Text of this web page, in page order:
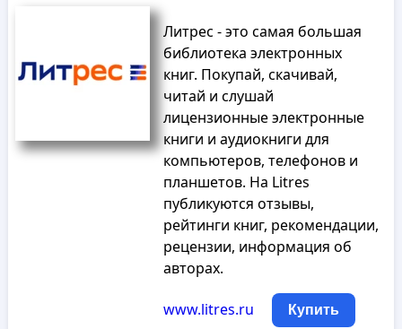
Литрес - это самая большая
библиотека электронных
книг. Покупай, скачивай,
читай и слушай
лицензионные электронные
книги и аудиокниги для
компьютеров, телефонов и
планшетов. На Litres
публикуются отзывы,
рейтинги книг, рекомендации,
рецензии, информация об
авторах.
www.litres.ru Купить